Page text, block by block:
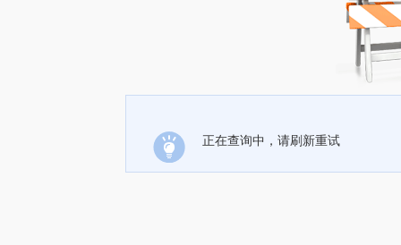
正在查询中，请刷新重试